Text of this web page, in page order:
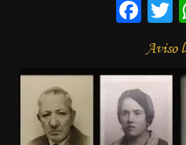
Aviso